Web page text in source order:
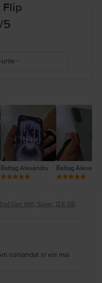
Flip
/5
urile
Baltag Alexandru Baltag
Gen Wifi, Silver, 128 GB,
comandat si voi mai